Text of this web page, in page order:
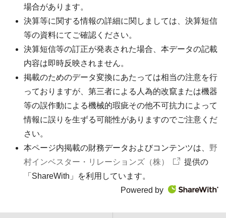
場合があります。
決算等に関する情報の詳細に関しましては、決算短信
等の資料にてご確認ください。
決算短信等の訂正が発表された場合、本データの記載
内容は即時反映されません。
掲載のためのデータ変換にあたっては相当の注意を行
っておりますが、第三者による人為的改竄または機器
等の誤作動による機械的瑕疵その他不可抗力によって
情報に誤りを生ずる可能性がありますのでご注意くだ
さい。
本ページ内掲載の財務データおよびコンテンツは、 野
村インベスター・リレーションズ（株）
提供の
「ShareWith」を利用しています。
Powered by